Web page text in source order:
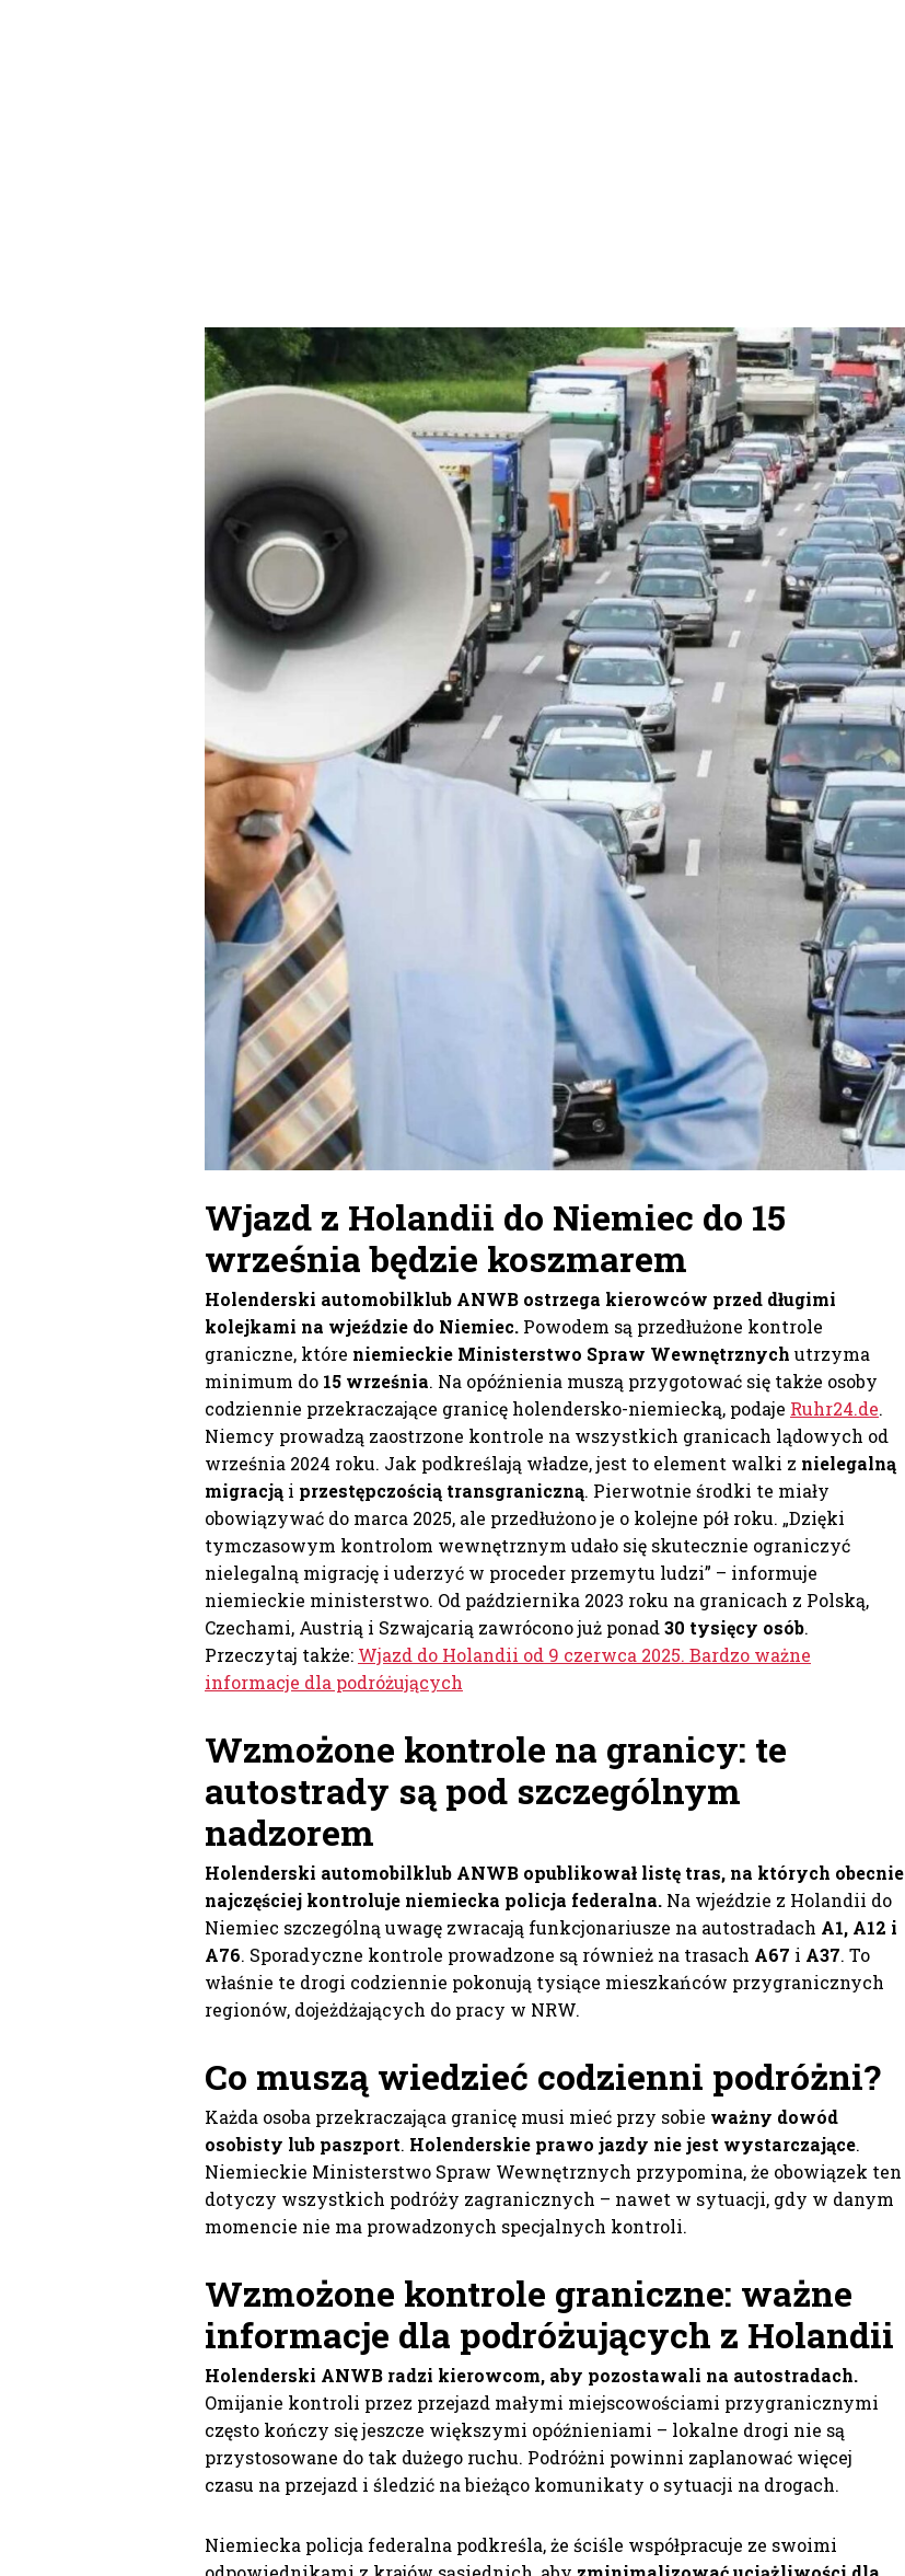
Wjazd z Holandii do Niemiec do 15
września będzie koszmarem
Holenderski automobilklub ANWB ostrzega kierowców przed długimi
kolejkami na wjeździe do Niemiec. Powodem są przedłużone kontrole
graniczne, które niemieckie Ministerstwo Spraw Wewnętrznych utrzyma
minimum do 15 września. Na opóźnienia muszą przygotować się także osoby
codziennie przekraczające granicę holendersko-niemiecką, podaje Ruhr24.de.
Niemcy prowadzą zaostrzone kontrole na wszystkich granicach lądowych od
września 2024 roku. Jak podkreślają władze, jest to element walki z nielegalną
migracją i przestępczością transgraniczną. Pierwotnie środki te miały
obowiązywać do marca 2025, ale przedłużono je o kolejne pół roku. „Dzięki
tymczasowym kontrolom wewnętrznym udało się skutecznie ograniczyć
nielegalną migrację i uderzyć w proceder przemytu ludzi” – informuje
niemieckie ministerstwo. Od października 2023 roku na granicach z Polską,
Czechami, Austrią i Szwajcarią zawrócono już ponad30 tysięcy osób.
Przeczytaj także: Wjazd do Holandii od 9 czerwca 2025. Bardzo ważne
informacje dla podróżujących
Wzmożone kontrole na granicy: te
autostrady są pod szczególnym
nadzorem
Holenderski automobilklub ANWB opublikował listę tras, na których obecnie
najczęściej kontroluje niemiecka policja federalna. Na wjeździe z Holandii do
Niemiec szczególną uwagę zwracają funkcjonariusze na autostradach A1, A12 i
A76. Sporadyczne kontrole prowadzone są również na trasach A67 i A37. To
właśnie te drogi codziennie pokonują tysiące mieszkańców przygranicznych
regionów, dojeżdżających do pracy w NRW.
Co muszą wiedzieć codzienni podróżni?
Każda osoba przekraczająca granicę musi mieć przy sobie ważny dowód
osobisty lub paszport. Holenderskie prawo jazdy nie jest wystarczające.
Niemieckie Ministerstwo Spraw Wewnętrznych przypomina, że obowiązek ten
dotyczy wszystkich podróży zagranicznych – nawet w sytuacji, gdy w danym
momencie nie ma prowadzonych specjalnych kontroli.
Wzmożone kontrole graniczne: ważne
informacje dla podróżujących z Holandii
Holenderski ANWB radzi kierowcom, aby pozostawali na autostradach.
Omijanie kontroli przez przejazd małymi miejscowościami przygranicznymi
często kończy się jeszcze większymi opóźnieniami – lokalne drogi nie są
przystosowane do tak dużego ruchu. Podróżni powinni zaplanować więcej
czasu na przejazd i śledzić na bieżąco komunikaty o sytuacji na drogach.
Niemiecka policja federalna podkreśla, że ściśle współpracuje ze swoimi